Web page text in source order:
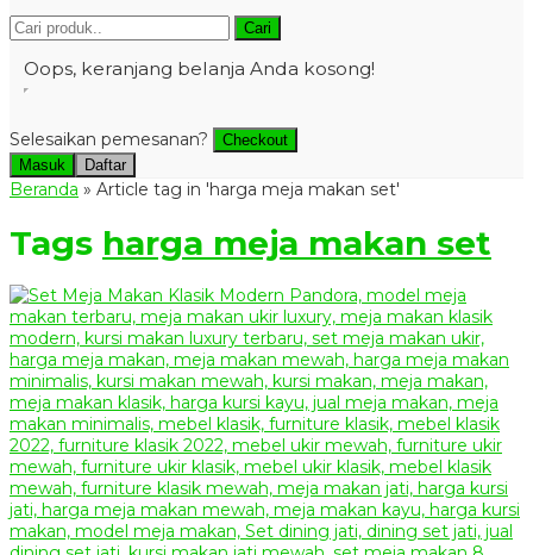
Cari
Oops, keranjang belanja Anda kosong!
Selesaikan pemesanan?
Checkout
Masuk
Daftar
Beranda » Article tag in 'harga meja makan set'
Tags harga meja makan set